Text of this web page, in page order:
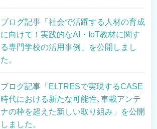
ブログ記事「社会で活躍する人材の育成
に向けて！実践的なAI・IoT教材に関す
る専門学校の活用事例」を公開しまし
た。
ブログ記事「ELTRESで実現するCASE
時代における新たな可能性､車載アンテ
ナの枠を超えた新しい取り組み」を公開
しました。